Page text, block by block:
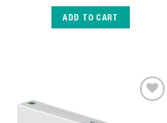
ADD TO CART